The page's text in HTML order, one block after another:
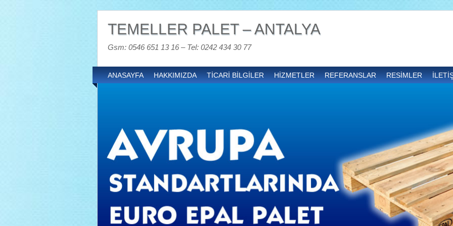
TEMELLER PALET – ANTALYA
Gsm: 0546 651 13 16 – Tel: 0242 434 30 77
ANASAYFA HAKKIMIZDA TİCARİ BİLGİLER HİZMETLER REFERANSLAR RESİMLER